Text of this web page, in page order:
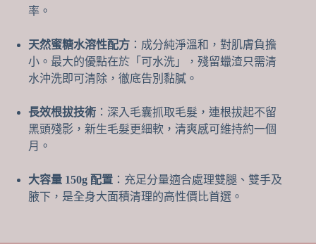
率。
天然蜜糖水溶性配方 ：成分純淨溫和，對肌膚負擔
小。最大的優點在於「可水洗」，殘留蠟渣只需清
水沖洗即可清除，徹底告別黏膩。
長效根拔技術 ：深入毛囊抓取毛髮，連根拔起不留
黑頭殘影，新生毛髮更細軟，清爽感可維持約一個
月。
大容量 150g 配置 ：充足分量適合處理雙腿、雙手及
腋下，是全身大面積清理的高性價比首選。